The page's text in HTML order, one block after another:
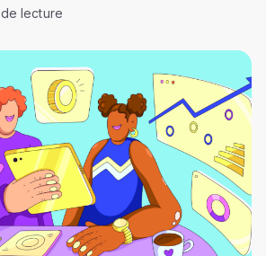
lecture